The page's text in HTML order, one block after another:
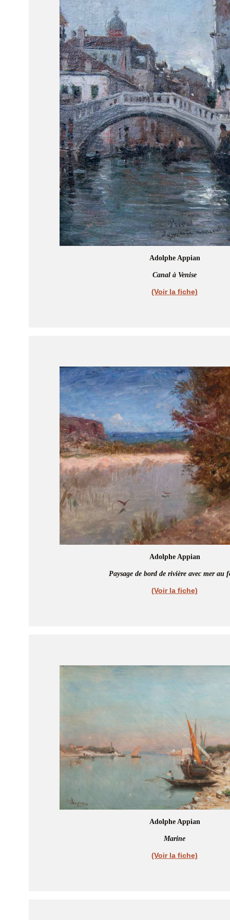
Adolphe Appian
Canal à Venise
(Voir la fiche)
Adolphe Appian
Paysage de bord de rivière avec mer au
(Voir la fiche)
Adolphe Appian
Marine
(Voir la fiche)